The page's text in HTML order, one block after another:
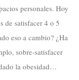
personales. Hoy
de satisfacer 4 o 5
eso a cambio? ¿Ha
sobre-satisfacer
la obesidad…